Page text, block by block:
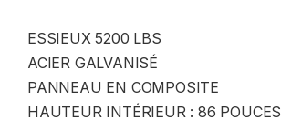
ESSIEUX 5200 LBS
ACIER GALVANISÉ
PANNEAU EN COMPOSITE
HAUTEUR INTÉRIEUR : 86 POUCES